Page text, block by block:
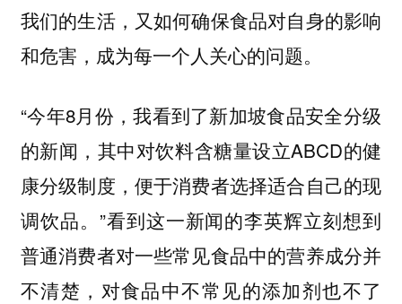
我们的生活，又如何确保食品对自身的影响
和危害，成为每一个人关心的问题。
“今年8月份，我看到了新加坡食品安全分级
的新闻，其中对饮料含糖量设立ABCD的健
康分级制度，便于消费者选择适合自己的现
调饮品。”看到这一新闻的李英辉立刻想到
普通消费者对一些常见食品中的营养成分并
不清楚，对食品中不常见的添加剂也不了